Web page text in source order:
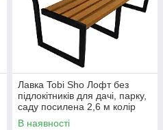
Лавка Tobi Sho Лофт без
підлокітників для дачі, парку,
саду посилена 2,6 м колір
дуб
В наявності